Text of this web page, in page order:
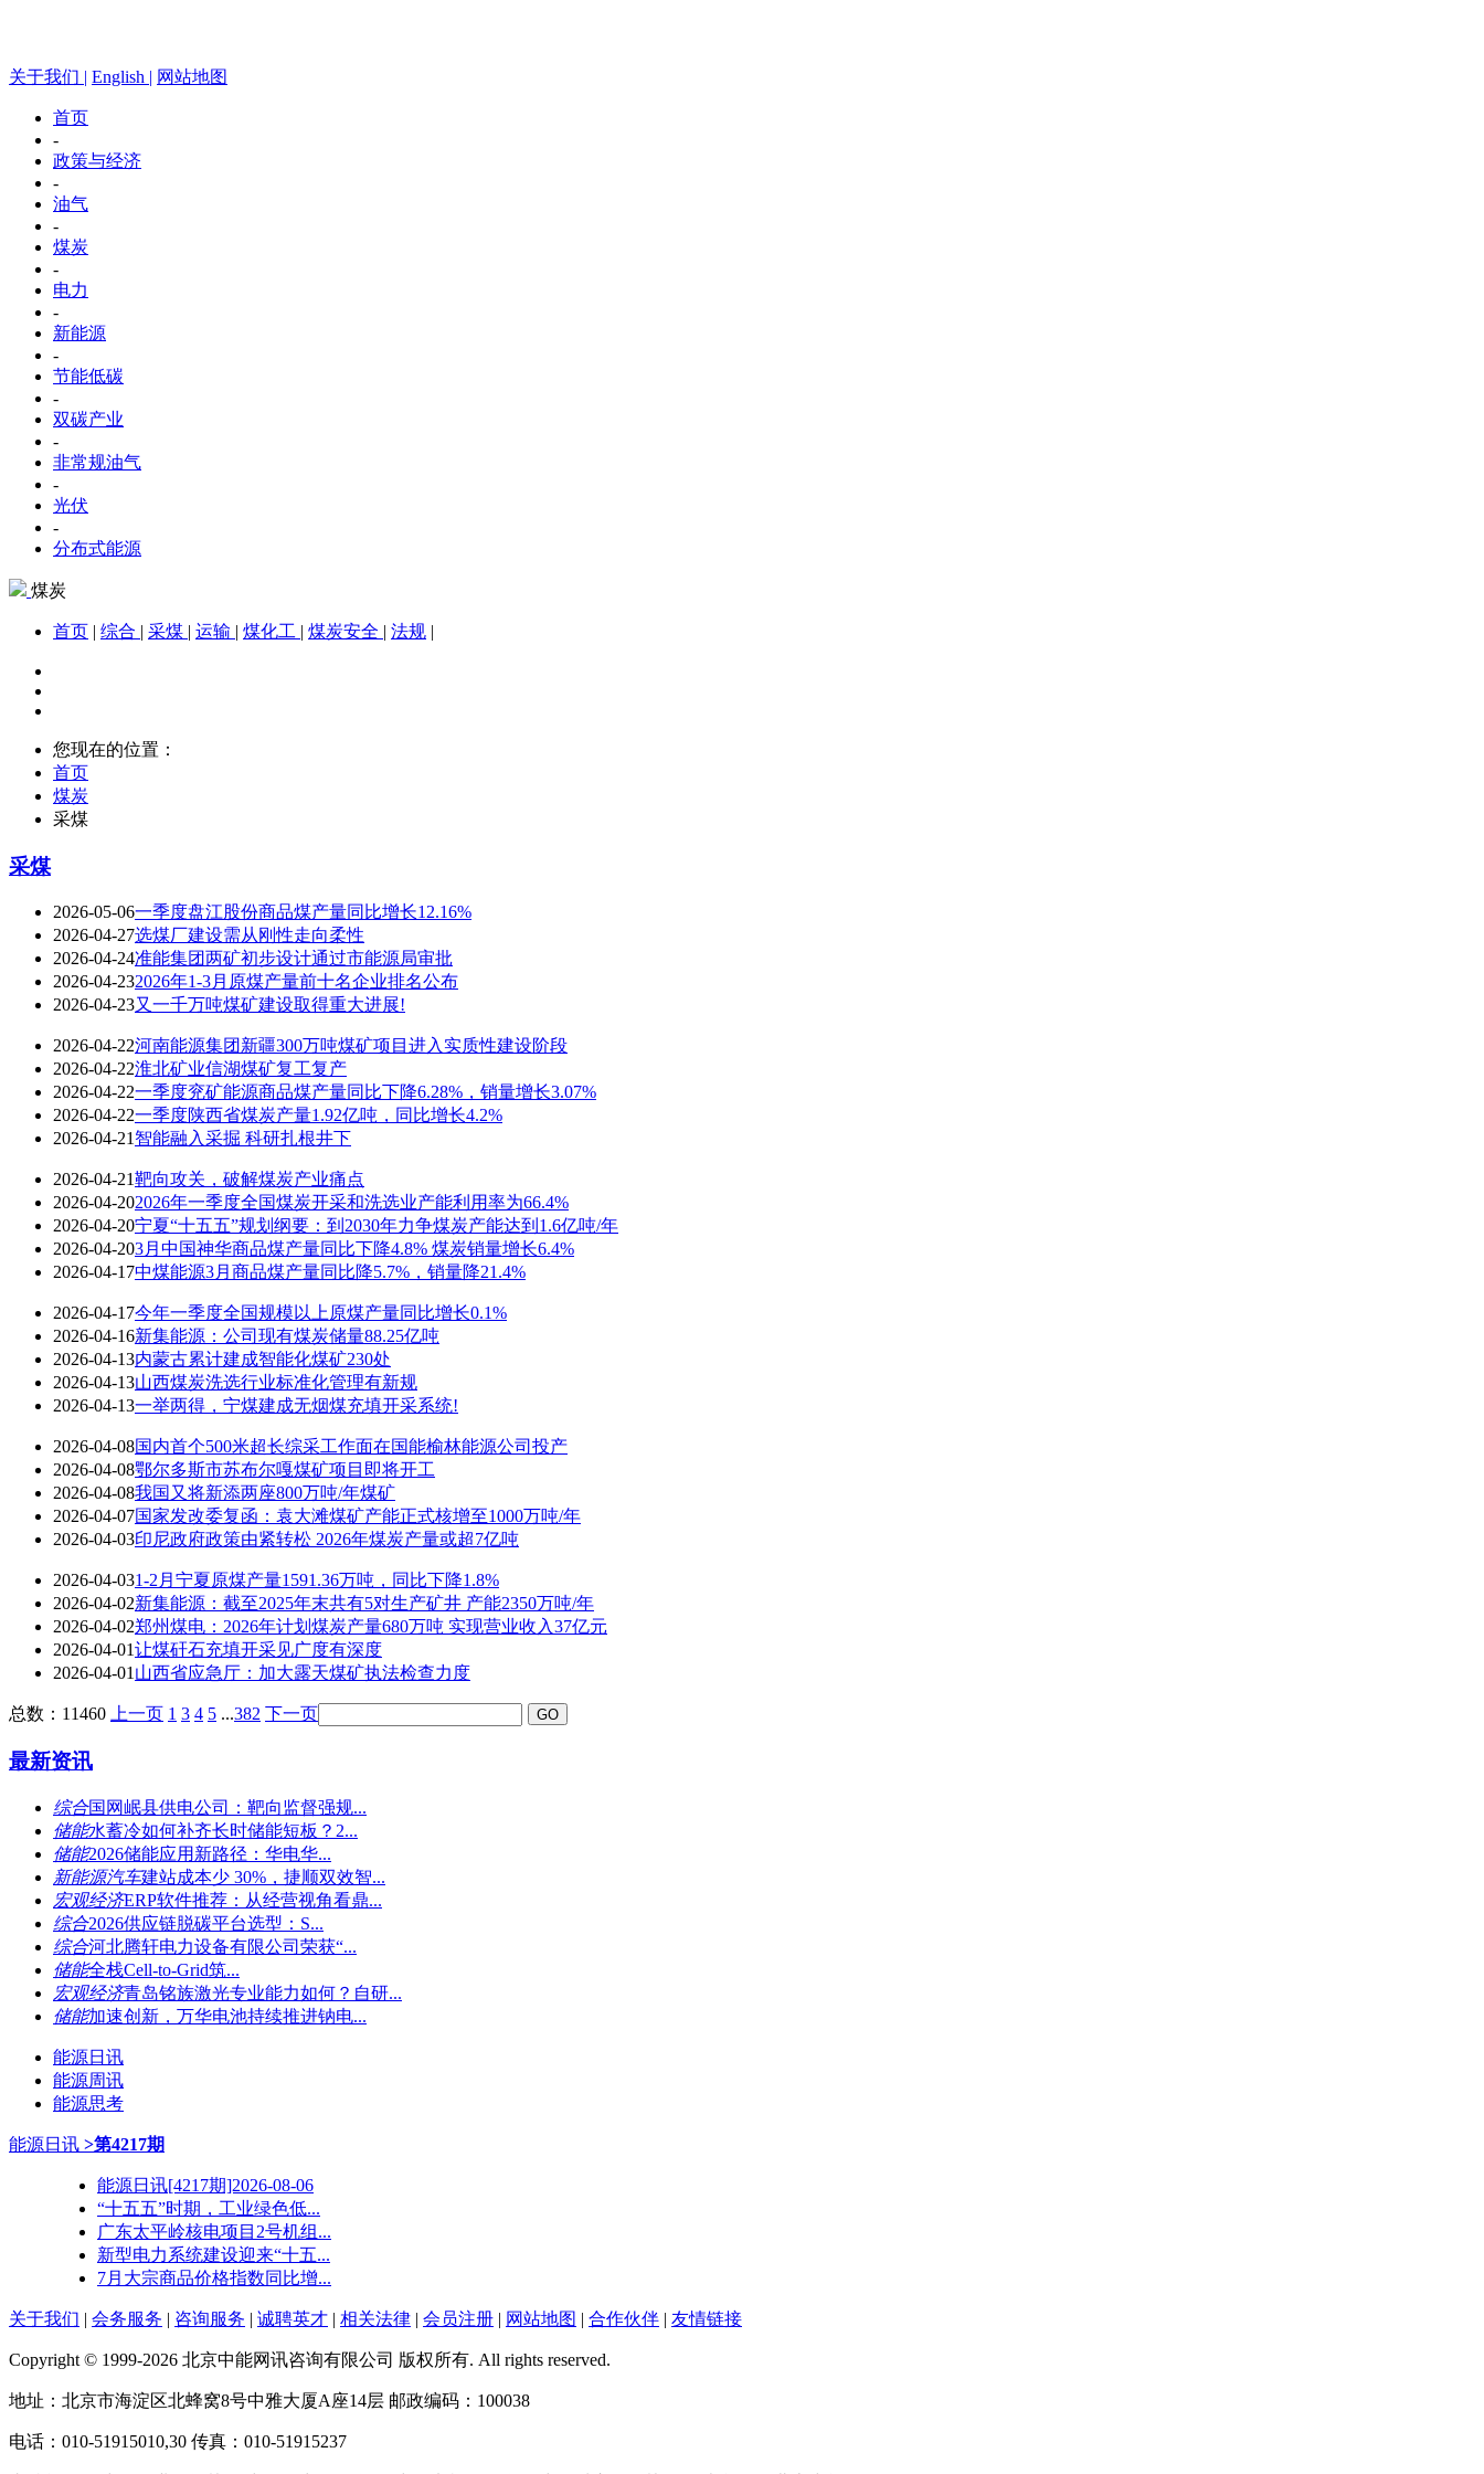
关于我们 | English | 网站地图
首页
-
政策与经济
-
油气
-
煤炭
-
电力
-
新能源
-
节能低碳
-
双碳产业
-
非常规油气
-
光伏
-
分布式能源
煤炭
首页 | 综合 | 采煤 | 运输 | 煤化工 | 煤炭安全 | 法规 |
您现在的位置：
首页
煤炭
采煤
采煤
2026-05-06一季度盘江股份商品煤产量同比增长12.16%
2026-04-27选煤厂建设需从刚性走向柔性
2026-04-24准能集团两矿初步设计通过市能源局审批
2026-04-232026年1-3月原煤产量前十名企业排名公布
2026-04-23又一千万吨煤矿建设取得重大进展!
2026-04-22河南能源集团新疆300万吨煤矿项目进入实质性建设阶段
2026-04-22淮北矿业信湖煤矿复工复产
2026-04-22一季度兖矿能源商品煤产量同比下降6.28%，销量增长3.07%
2026-04-22一季度陕西省煤炭产量1.92亿吨，同比增长4.2%
2026-04-21智能融入采掘 科研扎根井下
2026-04-21靶向攻关，破解煤炭产业痛点
2026-04-202026年一季度全国煤炭开采和洗选业产能利用率为66.4%
2026-04-20宁夏“十五五”规划纲要：到2030年力争煤炭产能达到1.6亿吨/年
2026-04-203月中国神华商品煤产量同比下降4.8% 煤炭销量增长6.4%
2026-04-17中煤能源3月商品煤产量同比降5.7%，销量降21.4%
2026-04-17今年一季度全国规模以上原煤产量同比增长0.1%
2026-04-16新集能源：公司现有煤炭储量88.25亿吨
2026-04-13内蒙古累计建成智能化煤矿230处
2026-04-13山西煤炭洗选行业标准化管理有新规
2026-04-13一举两得，宁煤建成无烟煤充填开采系统!
2026-04-08国内首个500米超长综采工作面在国能榆林能源公司投产
2026-04-08鄂尔多斯市苏布尔嘎煤矿项目即将开工
2026-04-08我国又将新添两座800万吨/年煤矿
2026-04-07国家发改委复函：袁大滩煤矿产能正式核增至1000万吨/年
2026-04-03印尼政府政策由紧转松 2026年煤炭产量或超7亿吨
2026-04-031-2月宁夏原煤产量1591.36万吨，同比下降1.8%
2026-04-02新集能源：截至2025年末共有5对生产矿井 产能2350万吨/年
2026-04-02郑州煤电：2026年计划煤炭产量680万吨 实现营业收入37亿元
2026-04-01让煤矸石充填开采见广度有深度
2026-04-01山西省应急厅：加大露天煤矿执法检查力度
总数：11460 上一页 1 3 4 5 ...382 下一页
最新资讯
综合国网岷县供电公司：靶向监督强规...
储能水蓄冷如何补齐长时储能短板？2...
储能2026储能应用新路径：华电华...
新能源汽车建站成本少 30%，捷顺双效智...
宏观经济ERP软件推荐：从经营视角看鼎...
综合2026供应链脱碳平台选型：S...
综合河北腾轩电力设备有限公司荣获“...
储能全栈Cell-to-Grid筑...
宏观经济青岛铭族激光专业能力如何？自研...
储能加速创新，万华电池持续推进钠电...
能源日讯
能源周讯
能源思考
能源日讯 >第4217期
能源日讯[4217期]2026-08-06
“十五五”时期，工业绿色低...
广东太平岭核电项目2号机组...
新型电力系统建设迎来“十五...
7月大宗商品价格指数同比增...
关于我们 | 会务服务 | 咨询服务 | 诚聘英才 | 相关法律 | 会员注册 | 网站地图 | 合作伙伴 | 友情链接
Copyright © 1999-2026 北京中能网讯咨询有限公司 版权所有. All rights reserved.
地址：北京市海淀区北蜂窝8号中雅大厦A座14层 邮政编码：100038
电话：010-51915010,30 传真：010-51915237